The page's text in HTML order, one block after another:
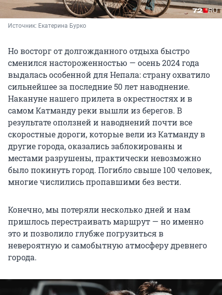
Источник: Екатерина Бурко
Но восторг от долгожданного отдыха быстро
сменился настороженностью — осень 2024 года
выдалась особенной для Непала: страну охватило
сильнейшее за последние 50 лет наводнение.
Накануне нашего прилета в окрестностях и в
самом Катманду реки вышли из берегов. В
результате оползней и наводнений почти все
скоростные дороги, которые вели из Катманду в
другие города, оказались заблокированы и
местами разрушены, практически невозможно
было покинуть город. Погибло свыше 100 человек,
многие числились пропавшими без вести.
Конечно, мы потеряли несколько дней и нам
пришлось перестраивать маршрут — но именно
это и позволило глубже погрузиться в
невероятную и самобытную атмосферу древнего
города.